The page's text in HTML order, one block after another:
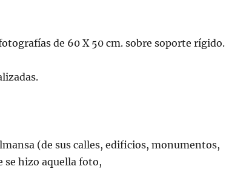
de 60 X 50 cm. sobre soporte rígido.
(de sus calles, edificios, monumentos,
se hizo aquella foto,